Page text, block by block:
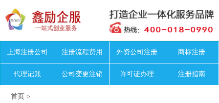
上海注册公司 注册流程费用 外资公司注册 商标注册
代理记账 公司变更注销 许可证办理 注册指南
首页 >